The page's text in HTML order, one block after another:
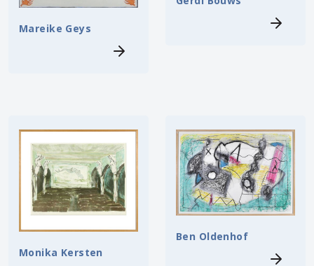
Mareike Geys
Monika Kersten
Ben Oldenhof